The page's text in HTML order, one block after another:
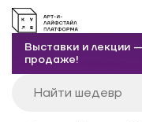
Выставки и лекции
продаже!